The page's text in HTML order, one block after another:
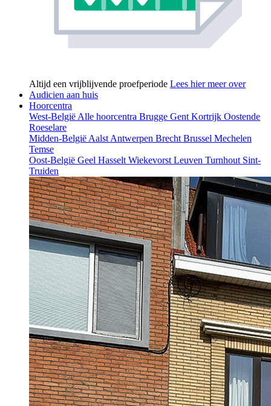
Altijd een vrijblijvende proefperiode Lees hier meer over
Audicien aan huis
Hoorcentra
West-België Alle hoorcentra Brugge Gent Kortrijk Oostende
Roeselare
Midden-België Aalst Antwerpen Brecht Brussel Mechelen
Temse
Oost-België Geel Hasselt Wiekevorst Leuven Turnhout Sint-
Truiden